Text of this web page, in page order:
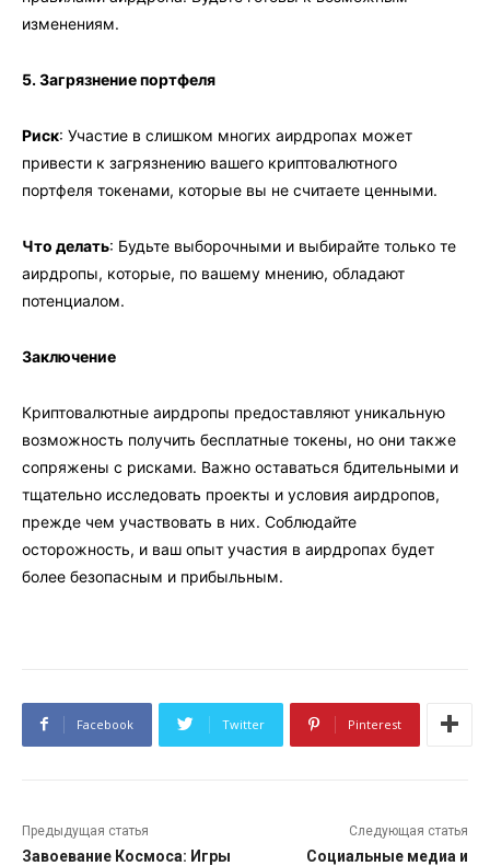
изменениям.
5. Загрязнение портфеля
Риск: Участие в слишком многих аирдропах может
привести к загрязнению вашего криптовалютного
портфеля токенами, которые вы не считаете ценными.
Что делать: Будьте выборочными и выбирайте только те
аирдропы, которые, по вашему мнению, обладают
потенциалом.
Заключение
Криптовалютные аирдропы предоставляют уникальную
возможность получить бесплатные токены, но они также
сопряжены с рисками. Важно оставаться бдительными и
тщательно исследовать проекты и условия аирдропов,
прежде чем участвовать в них. Соблюдайте
осторожность, и ваш опыт участия в аирдропах будет
более безопасным и прибыльным.
Facebook Twitter Pinterest
Предыдущая статья
Завоевание Космоса: Игры
Следующая статья
Социальные медиа и